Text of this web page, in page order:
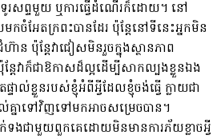
ទូរសព្ទ​មួយ ឬ​ការ​ធ្វើ​ដំណើរ​ក៏​ដោយ។ នៅ
អែតក្រពះបានដែរ ប៉ុន្តែនៅទីនេះអ្នកមិន
ន ប៉ុន្តែ​វា​ជៀស​មិន​រួច​ក្នុង​ស្ថានភាព​
ែវាក៏ជាឱកាសដ៏ល្អដើម្បីសាកល្បងខ្លួនឯង
ល់ខ្លួនរបស់ខ្ញុំអំពីអ្វីដែលខ្ញុំចង់ធ្វើ ក្លាយជា
គ្នាទៅវិញទៅមកអាចសម្រេចបាន។
ទងជាមួយពួកគេដោយមិនមានការភ័យខ្លាចអ្វី